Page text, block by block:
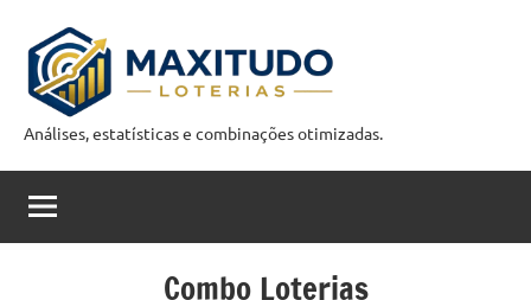
para
conteúdo
M
a
x
Análises, estatísticas e combinações otimizadas.
Combo Loterias